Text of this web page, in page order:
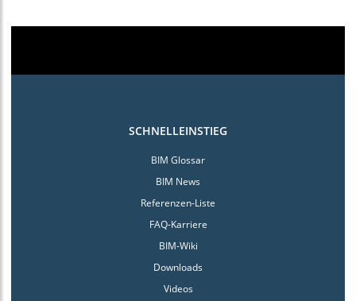
SCHNELLEINSTIEG
BIM Glossar
BIM News
Referenzen-Liste
FAQ-Karriere
BIM-Wiki
Downloads
Videos